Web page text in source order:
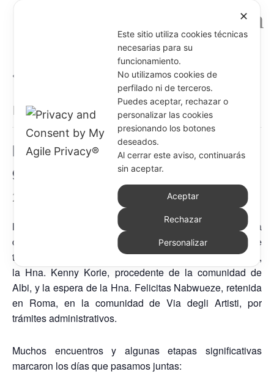
« Todos los Eventos
Este evento ha pasado.
Hna. Romina Pietrangelo (vicaria
general) en Francia
2 marzo @ 8:00 am 11 marzo @ 5:00 pm
Del 2 al 9 de marzo de 2026, la Hna. Romina
visitó la
comunidad de Carcassonne, que atraviesa un período de
transición con la reciente llegada de una nueva hermana,
la Hna. Kenny Korie, procedente de la comunidad de
Albi, y la espera de la Hna. Felicitas Nabwueze, retenida
en Roma, en la comunidad de Via degli Artisti, por
trámites administrativos.
Muchos encuentros y algunas etapas significativas
marcaron los días que pasamos juntas:
✕
Este sitio utiliza cookies técnicas
necesarias para su
funcionamiento.
No utilizamos cookies de
perfilado ni de terceros.
Puedes aceptar, rechazar o
personalizar las cookies
presionando los botones
deseados.
Al cerrar este aviso, continuarás
sin aceptar.
Aceptar
Rechazar
Personalizar